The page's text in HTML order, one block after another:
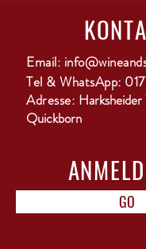
Email:
Tel & WhatsApp:
Adresse: Harksheider
Quickborn
GO